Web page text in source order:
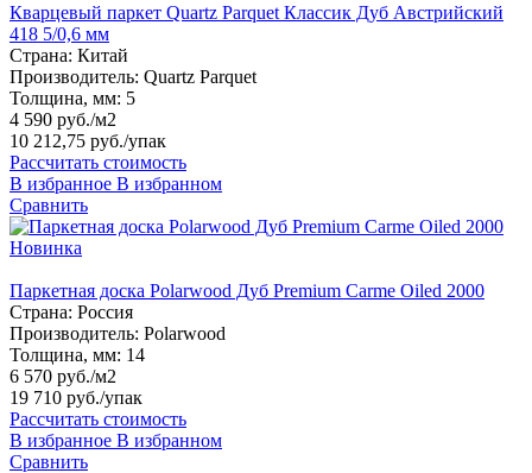
Кварцевый паркет Quartz Parquet Классик Дуб Австрийский
418 5/0,6 мм
Страна: Китай
Производитель: Quartz Parquet
Толщина, мм: 5
4 590 руб./м2
10 212,75 руб./упак
Рассчитать стоимость
В избранное В избранном
Сравнить
Новинка
Паркетная доска Polarwood Дуб Premium Carme Oiled 2000
Страна: Россия
Производитель: Polarwood
Толщина, мм: 14
6 570 руб./м2
19 710 руб./упак
Рассчитать стоимость
В избранное В избранном
Сравнить